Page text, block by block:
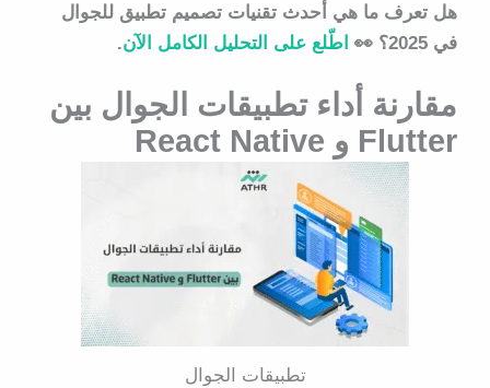
هل تعرف ما هي أحدث تقنيات تصميم تطبيق للجوال
في 2025؟ 👀
اطّلع على التحليل الكامل الآن.
مقارنة أداء تطبيقات الجوال بين
Flutter و React Native
تطبيقات الجوال